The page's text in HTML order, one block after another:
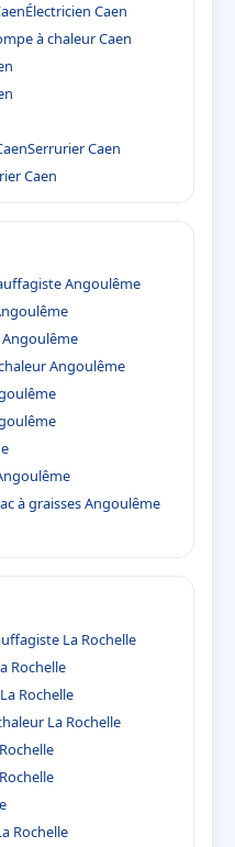
Électricien Caen
à chaleur Caen
Serrurier Caen
Caen
Angoulême
Angoulême
à graisses Angoulême
La Rochelle
Rochelle
Rochelle
La Rochelle
Rochelle